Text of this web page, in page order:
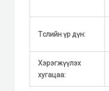
Төслийн үр дүн:
Хэрэгжүүлэх
хугацаа: